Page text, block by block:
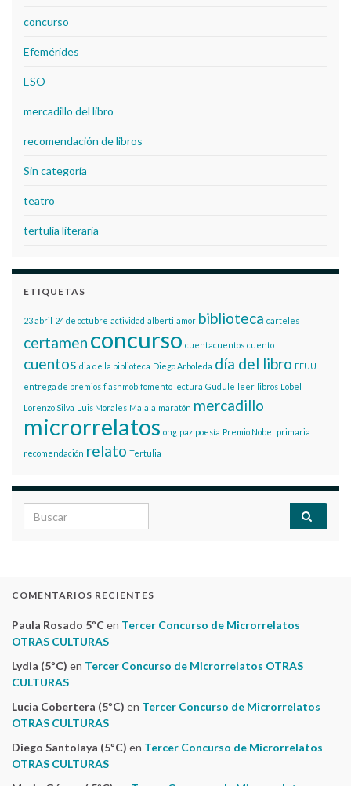
concurso
Efemérides
ESO
mercadillo del libro
recomendación de libros
Sin categoría
teatro
tertulia literaria
ETIQUETAS
23 abril 24 de octubre actividad alberti amor biblioteca carteles
certamen concurso cuentacuentos cuento
cuentos dia de la biblioteca Diego Arboleda día del libro EEUU
entrega de premios flashmob fomento lectura Gudule leer libros Lobel
Lorenzo Silva Luis Morales Malala maratón mercadillo
microrrelatos ong paz poesía Premio Nobel primaria
recomendación relato Tertulia
Search for:
COMENTARIOS RECIENTES
Paula Rosado 5ºCen Tercer Concurso de Microrrelatos
OTRAS CULTURAS
Lydia (5ºC) en Tercer Concurso de Microrrelatos OTRAS
CULTURAS
Lucia Cobertera (5ºC) en Tercer Concurso de Microrrelatos
OTRAS CULTURAS
Diego Santolaya (5ºC) en Tercer Concurso de Microrrelatos
OTRAS CULTURAS